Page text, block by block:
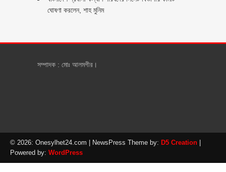
ঘোষণা করলেন, শাহ মুনিম
সম্পাদক : মোঃ আলমগীর।
© 2026: Onesylhet24.com | NewsPress Theme by: D5 Creation
Powered by: WordPress